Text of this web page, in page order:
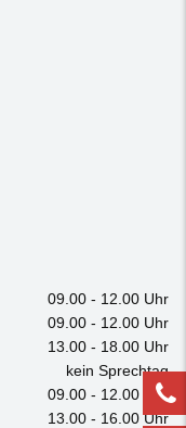
09.00 - 12.00 Uhr
09.00 - 12.00 Uhr
13.00 - 18.00 Uhr
kein Sprechtag
09.00 - 12.00 Uhr
13.00 - 16.00 Uhr